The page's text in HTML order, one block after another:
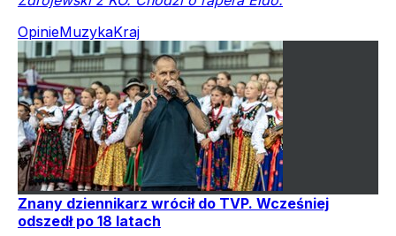
OpinieMuzykaKraj
Znany dziennikarz wrócił do TVP. Wcześniej
odszedł po 18 latach